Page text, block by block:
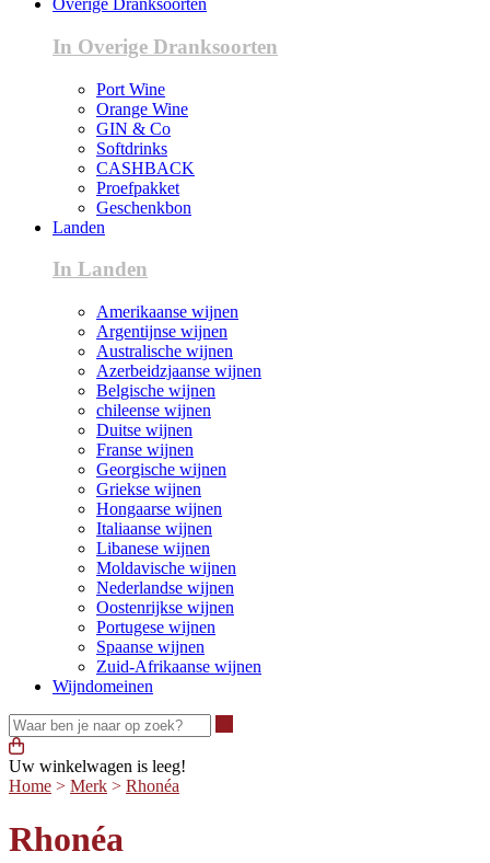
Overige Dranksoorten
In Overige Dranksoorten
Port Wine
Orange Wine
GIN & Co
Softdrinks
CASHBACK
Proefpakket
Geschenkbon
Landen
In Landen
Amerikaanse wijnen
Argentijnse wijnen
Australische wijnen
Azerbeidzjaanse wijnen
Belgische wijnen
chileense wijnen
Duitse wijnen
Franse wijnen
Georgische wijnen
Griekse wijnen
Hongaarse wijnen
Italiaanse wijnen
Libanese wijnen
Moldavische wijnen
Nederlandse wijnen
Oostenrijkse wijnen
Portugese wijnen
Spaanse wijnen
Zuid-Afrikaanse wijnen
Wijndomeinen
Uw winkelwagen is leeg!
Home > Merk > Rhonéa
Rhonéa